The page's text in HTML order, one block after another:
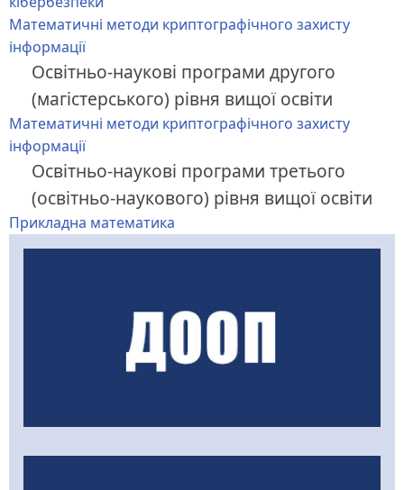
Математичні методи криптографічного захисту
інформації
Освітньо-наукові програми другого
(магістерського) рівня вищої освіти
Математичні методи криптографічного захисту
інформації
Освітньо-наукові програми третього
(освітньо-наукового) рівня вищої освіти
Прикладна математика